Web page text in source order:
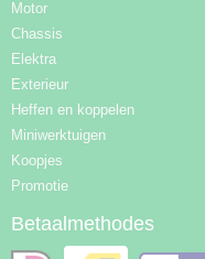
Motor
Chassis
Elektra
Exterieur
Heffen en koppelen
Miniwerktuigen
Koopjes
Promotie
Betaalmethodes